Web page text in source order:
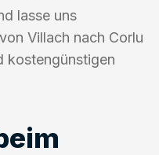
lasse uns
Villach nach Corlu
kostengünstigen